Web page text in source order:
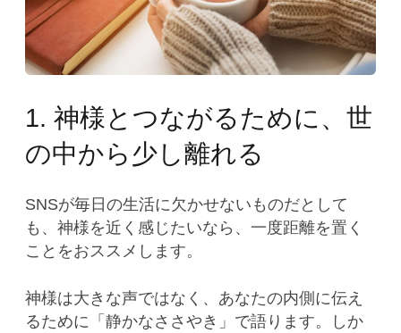
1. 神様とつながるために、世
の中から少し離れる
SNSが毎日の生活に欠かせないものだとして
も、神様を近く感じたいなら、一度距離を置く
ことをおススメします。
神様は大きな声ではなく、あなたの内側に伝え
るために「静かなささやき」で語ります。しか